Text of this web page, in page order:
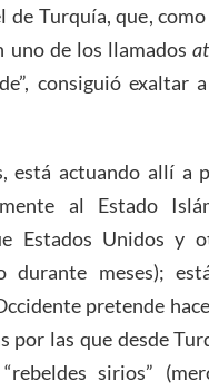
de Turquía, que,
uno de los llamados
consiguió
está actuando allí a
al Estado
Estados Unidos y
durante meses);
pretende
por las que desde
sirios”